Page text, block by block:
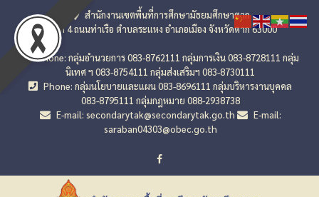
สำนักงานเขตพื้นที่การศึกษามัธยมศึกษาตาก
เลขที่ 4 ถนนท่าเรือ ตำบลระแหง อำเภอเมือง จังหวัดตาก 63000
Phone: กลุ่มอำนวยการ 083-8762111 กลุ่มการเงิน 083-8728111 กลุ่ม
นิเทศ ฯ 083-8754111 กลุ่มส่งเสริมฯ 083-8730111
Phone: กลุ่มนโยบายและแผน 083-8696111 กลุ่มบริหารงานบุคคล
083-8795111 กลุ่มกฎหมาย 088-2938738
E-mail: secondarytak@secondarytak.go.th
E-mail:
saraban04303@obec.go.th